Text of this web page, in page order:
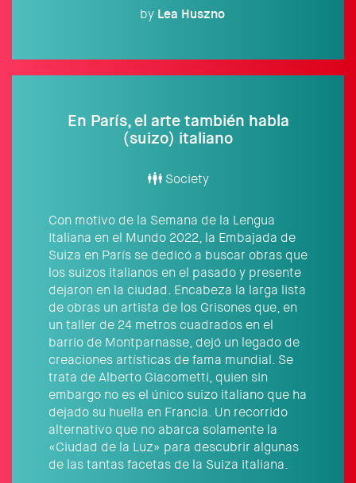
by Lea Huszno
En París, el arte también habla
(suizo) italiano
Society
Con motivo de la Semana de la Lengua
Italiana en el Mundo 2022, la Embajada de
Suiza en París se dedicó a buscar obras que
los suizos italianos en el pasado y presente
dejaron en la ciudad. Encabeza la larga lista
de obras un artista de los Grisones que, en
un taller de 24 metros cuadrados en el
barrio de Montparnasse, dejó un legado de
creaciones artísticas de fama mundial. Se
trata de Alberto Giacometti, quien sin
embargo no es el único suizo italiano que ha
dejado su huella en Francia. Un recorrido
alternativo que no abarca solamente la
«Ciudad de la Luz» para descubrir algunas
de las tantas facetas de la Suiza italiana.